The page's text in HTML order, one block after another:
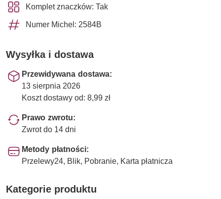
Komplet znaczków: Tak
Numer Michel: 2584B
Wysyłka i dostawa
Przewidywana dostawa:
13 sierpnia 2026
Koszt dostawy od: 8,99 zł
Prawo zwrotu:
Zwrot do 14 dni
Metody płatności:
Przelewy24, Blik, Pobranie, Karta płatnicza
Kategorie produktu